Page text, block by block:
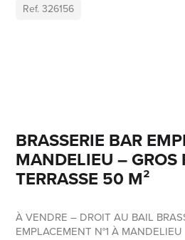
Ref. 326156
BRASSERIE BAR
MANDELIEU – GROS
TERRASSE 50 M²
À VENDRE – DROIT AU BAIL
EMPLACEMENT N°1 À MANDELIEU